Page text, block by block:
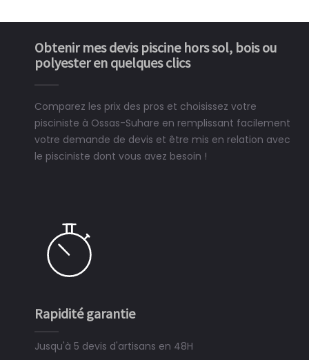
Obtenir mes devis piscine hors sol, bois ou
polyester en quelques clics
Comparez les prix des pros et choisissez votre
pisciniste à Ossas-Suhare en remplissant facilement
votre demande de devis et être mis en relation avec
le pisciniste dont vous avez besoin !
Rapidité garantie
Jusqu'à 5 devis d'artisans en 48H